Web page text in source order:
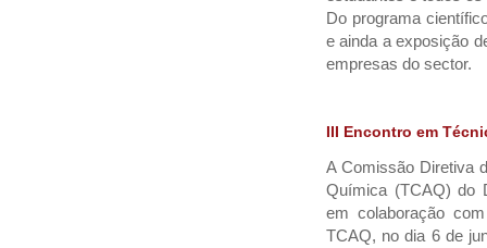
Do programa
e ainda a exposição
empresas do sector.
III Encontro em
A Comissão Diretiva
Química (TCAQ) do
em colaboração
TCAQ, no dia 6 de